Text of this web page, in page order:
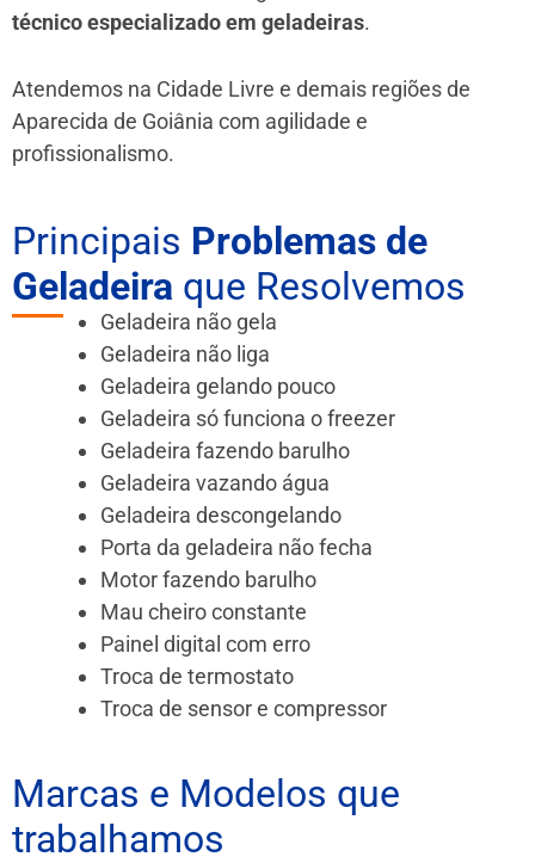
técnico especializado em geladeiras.
Atendemos na Cidade Livre e demais regiões de
Aparecida de Goiânia com agilidade e
profissionalismo.
Principais Problemas de
Geladeira que Resolvemos
Geladeira não gela
Geladeira não liga
Geladeira gelando pouco
Geladeira só funciona o freezer
Geladeira fazendo barulho
Geladeira vazando água
Geladeira descongelando
Porta da geladeira não fecha
Motor fazendo barulho
Mau cheiro constante
Painel digital com erro
Troca de termostato
Troca de sensor e compressor
Marcas e Modelos que
trabalhamos